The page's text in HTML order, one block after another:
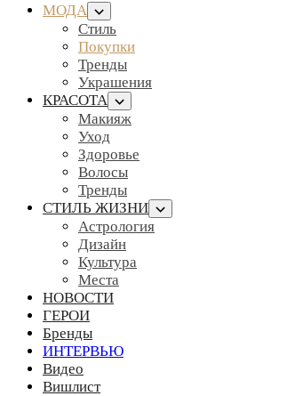
МОДА
Стиль
Покупки
Тренды
Украшения
КРАСОТА
Макияж
Уход
Здоровье
Волосы
Тренды
СТИЛЬ ЖИЗНИ
Астрология
Дизайн
Культура
Места
НОВОСТИ
ГЕРОИ
Бренды
ИНТЕРВЬЮ
Видео
Вишлист